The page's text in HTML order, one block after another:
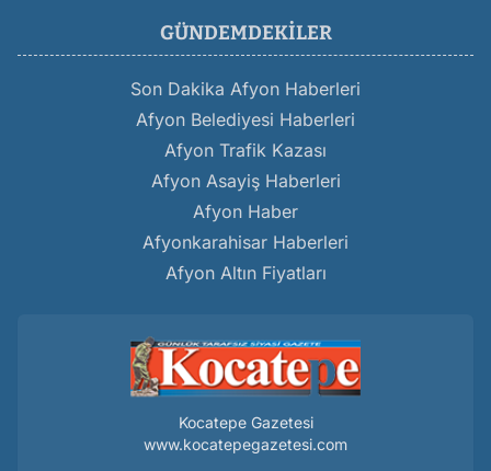
GÜNDEMDEKILER
Son Dakika Afyon Haberleri
Afyon Belediyesi Haberleri
Afyon Trafik Kazası
Afyon Asayiş Haberleri
Afyon Haber
Afyonkarahisar Haberleri
Afyon Altın Fiyatları
Kocatepe Gazetesi
www.kocatepegazetesi.com